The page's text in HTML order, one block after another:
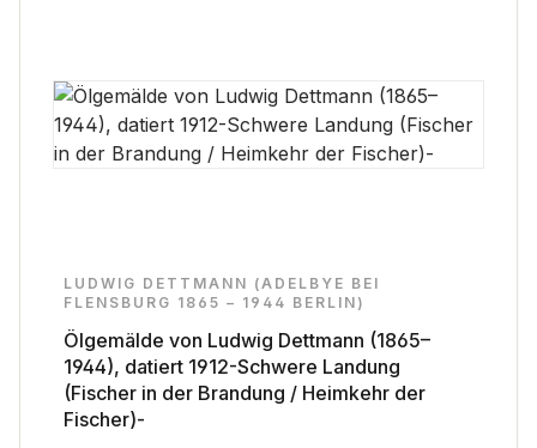
LUDWIG DETTMANN (ADELBYE BEI
FLENSBURG 1865 – 1944 BERLIN)
Ölgemälde von Ludwig Dettmann (1865–
1944), datiert 1912-Schwere Landung
(Fischer in der Brandung / Heimkehr der
Fischer)-